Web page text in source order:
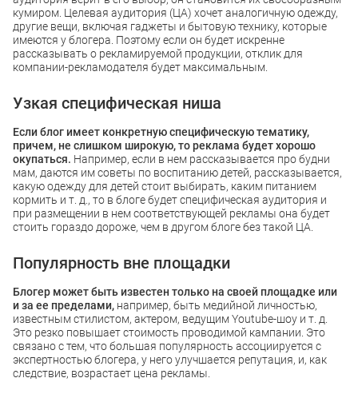
кумиром. Целевая аудитория (ЦА) хочет аналогичную одежду,
другие вещи, включая гаджеты и бытовую технику, которые
имеются у блогера. Поэтому если он будет искренне
рассказывать о рекламируемой продукции, отклик для
компании-рекламодателя будет максимальным.
Узкая специфическая ниша
Если блог имеет конкретную специфическую тематику,
причем, не слишком широкую, то реклама будет хорошо
окупаться. Например, если в нем рассказывается про будни
мам, даются им советы по воспитанию детей, рассказывается,
какую одежду для детей стоит выбирать, каким питанием
кормить и т. д., то в блоге будет специфическая аудитория и
при размещении в нем соответствующей рекламы она будет
стоить гораздо дороже, чем в другом блоге без такой ЦА.
Популярность вне площадки
Блогер может быть известен только на своей площадке или
и за ее пределами, например, быть медийной личностью,
известным стилистом, актером, ведущим Youtube-шоу и т. д.
Это резко повышает стоимость проводимой кампании. Это
связано с тем, что большая популярность ассоциируется с
экспертностью блогера, у него улучшается репутация, и, как
следствие, возрастает цена рекламы.